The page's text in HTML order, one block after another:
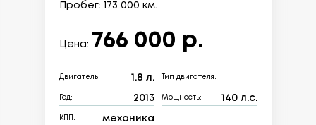
Пробег: 173 000 км.
Цена: 766 000 р.
Двигатель: 1.8 л. Тип двигателя:
Год: 2013 Мощность: 140 л.с.
КПП: механика